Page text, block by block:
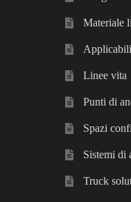
Materiale
Linee vita
Punti di
Spazi
Sistemi di
Truck